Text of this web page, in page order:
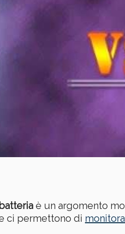
batteria è un argomento
ci permettono di